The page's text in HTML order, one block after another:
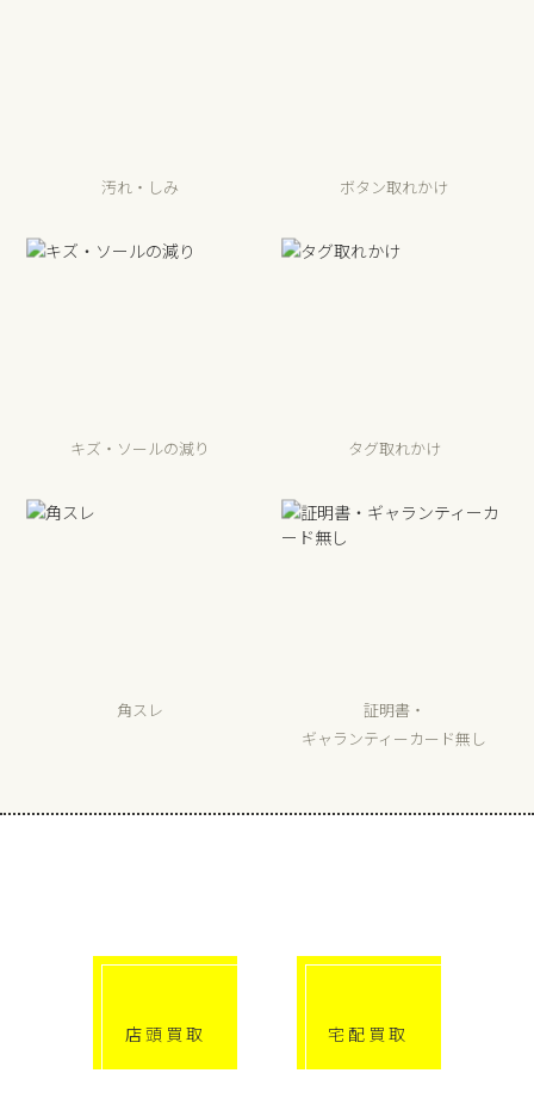
汚れ・しみ ボタン取れかけ
キズ・ソールの減り タグ取れかけ
角スレ
証明書・
ギャランティーカード無し
店頭買取 宅配買取